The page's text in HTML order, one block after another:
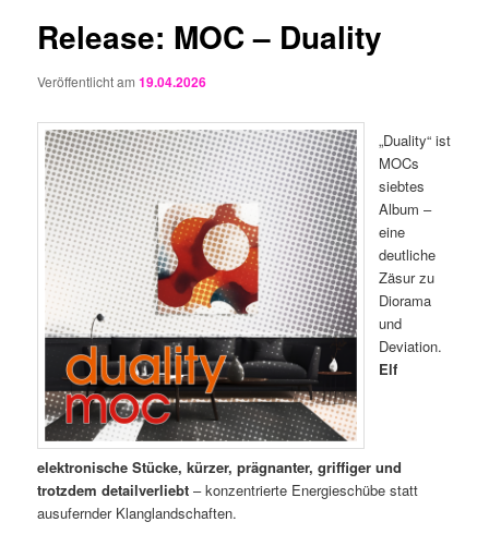
Release: MOC – Duality
Veröffentlicht am19.04.2026
„Duality“ ist
MOCs
siebtes
Album –
eine
deutliche
Zäsur zu
Diorama
und
Deviation.
Elf
elektronische Stücke, kürzer, prägnanter, griffiger und
trotzdem detailverliebt – konzentrierte Energieschübe statt
ausufernder Klanglandschaften.